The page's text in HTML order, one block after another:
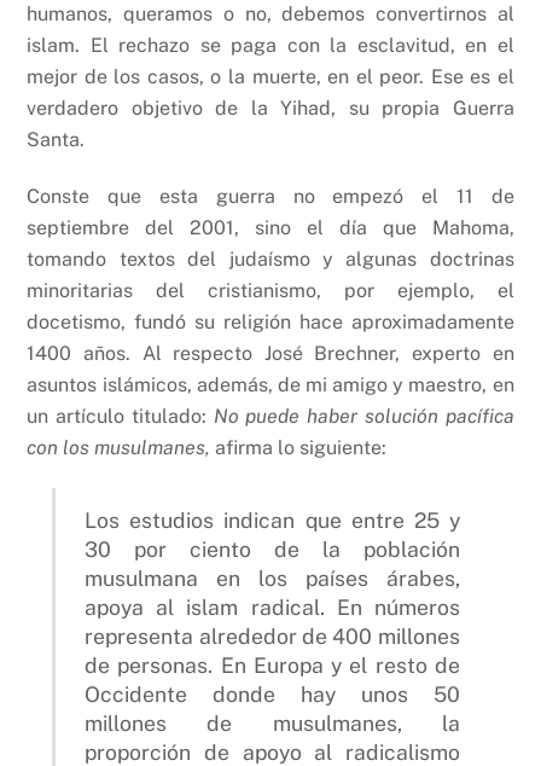
humanos, queramos o no, debemos convertirnos al
islam. El rechazo se paga con la esclavitud, en el
mejor de los casos, o la muerte, en el peor. Ese es el
verdadero objetivo de la Yihad, su propia Guerra
Santa.
Conste que esta guerra no empezó el 11 de
septiembre del 2001, sino el día que Mahoma,
tomando textos del judaísmo y algunas doctrinas
minoritarias del cristianismo, por ejemplo, el
docetismo, fundó su religión hace aproximadamente
1400 años. Al respecto José Brechner, experto en
asuntos islámicos, además, de mi amigo y maestro, en
un artículo titulado: No puede haber solución pacífica
con los musulmanes, afirma lo siguiente:
Los estudios indican que entre 25 y
30 por ciento de la población
musulmana en los países árabes,
apoya al islam radical. En números
representa alrededor de 400 millones
de personas. En Europa y el resto de
Occidente donde hay unos 50
millones de musulmanes, la
proporción de apoyo al radicalismo